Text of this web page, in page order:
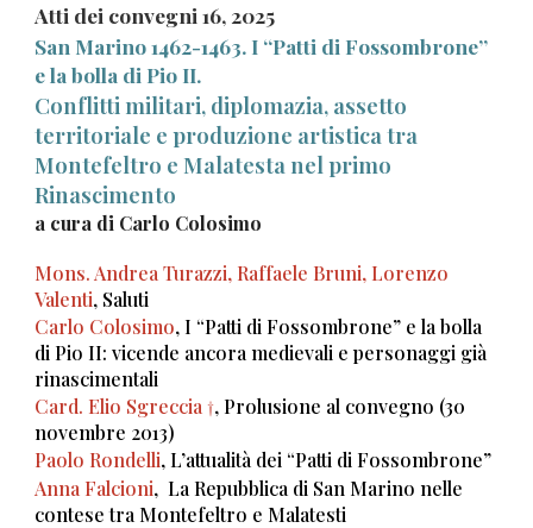
Atti dei convegni 16, 2025
San Marino 1462-1463. I “Patti di Fossombrone”
e la bolla di Pio II.
Conflitti militari, diplomazia, assetto
territoriale e produzione artistica tra
Montefeltro e Malatesta nel primo
Rinascimento
a cura di Carlo Colosimo
Mons. Andrea Turazzi, Raffaele Bruni, Lorenzo
Valenti, Saluti
Carlo Colosimo, I “Patti di Fossombrone” e la bolla
di Pio II: vicende ancora medievali e personaggi già
rinascimentali
Card. Elio Sgreccia †, Prolusione al convegno (30
novembre 2013)
Paolo Rondelli, L’attualità dei “Patti di Fossombrone”
Anna Falcioni, La Repubblica di San Marino nelle
contese tra Montefeltro e Malatesti